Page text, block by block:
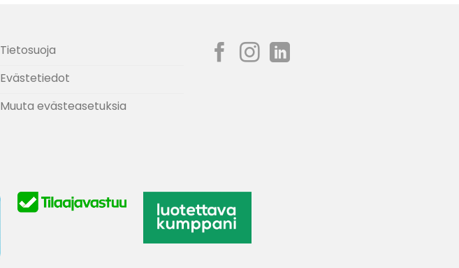
Tietosuoja
Evästetiedot
Muuta evästeasetuksia